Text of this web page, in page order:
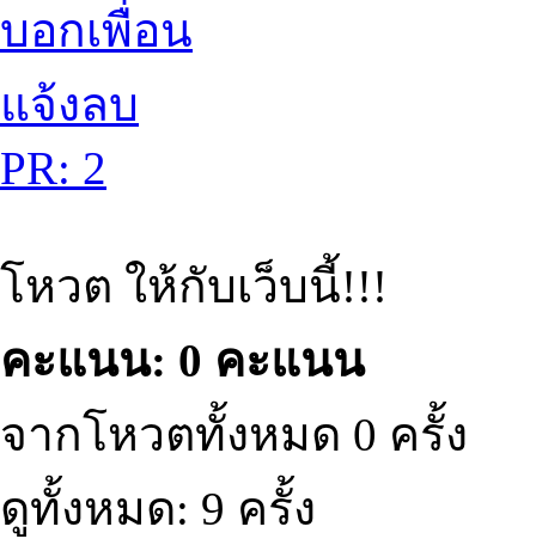
บอกเพื่อน
แจ้งลบ
PR: 2
โหวต ให้กับเว็บนี้!!!
คะแนน: 0 คะแนน
จากโหวตทั้งหมด 0 ครั้ง
ดูทั้งหมด: 9 ครั้ง